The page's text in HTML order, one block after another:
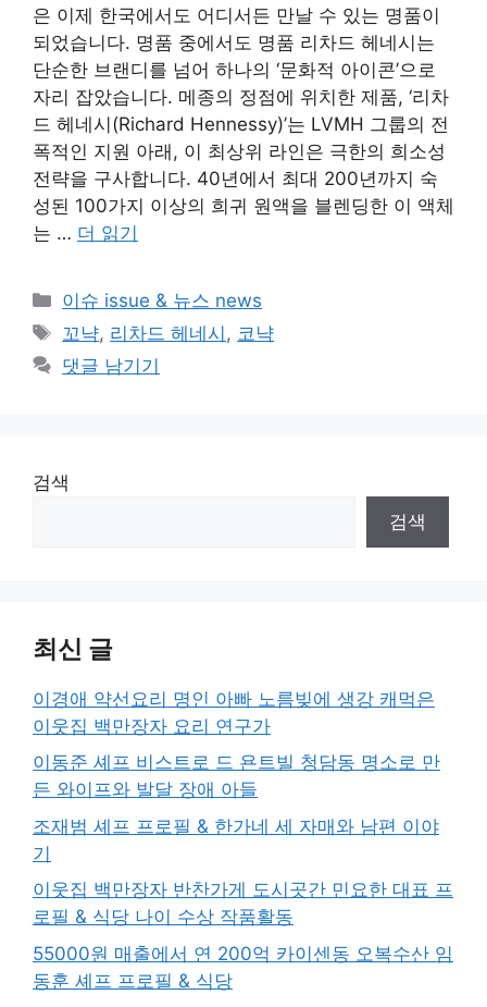
은 이제 한국에서도 어디서든 만날 수 있는 명품이
되었습니다. 명품 중에서도 명품 리차드 헤네시는
단순한 브랜디를 넘어 하나의 ‘문화적 아이콘’으로
자리 잡았습니다. 메종의 정점에 위치한 제품, ‘리차
드 헤네시(Richard Hennessy)’는 LVMH 그룹의 전
폭적인 지원 아래, 이 최상위 라인은 극한의 희소성
전략을 구사합니다. 40년에서 최대 200년까지 숙
성된 100가지 이상의 희귀 원액을 블렌딩한 이 액체
는 … 더 읽기
카
테
리
이슈 issue & 뉴스 news
태
그
꼬냑, 리차드 헤네시 , 코냑
댓글 남기기
검색
검색
최신 글
이경애 약선요리 명인 아빠 노름빚에 생강 캐먹은
이웃집 백만장자 요리 연구가
이동준 셰프 비스트로 드 욘트빌 청담동 명소로 만
든 와이프와 발달 장애 아들
조재범 셰프 프로필 & 한가네 세 자매와 남편 이야
기
이웃집 백만장자 반찬가게 도시곳간 민요한 대표 프
로필 & 식당 나이 수상 작품활동
55000원 매출에서 연 200억 카이센동 오복수산 임
동훈 셰프 프로필 & 식당